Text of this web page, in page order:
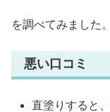
を調べてみました。
悪い口コミ
直塗りすると